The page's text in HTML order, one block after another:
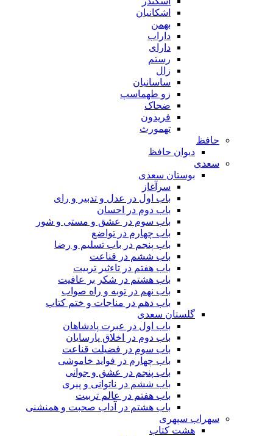
اشکانیان
بهمن
داراب
دارای
رستم
زال
ساسانیان
زو طهماسپ‏
ضحاک
فریدون
تهمورث
حافظ
دیوان حافظ
سعدی
بوستان سعدی
سرآغاز
باب اول در عدل و تدبیر و رای
باب دوم در احسان
باب سوم در عشق و مستی و شور
باب چهارم در تواضع
باب پنجم در باب تسلیم و رضا
باب ششم در قناعت
باب هفتم در تاءثیر تربیت
باب هشتم در شکر بر عافیت
باب نهم در توبه و راه صواب
باب دهم در مناجات و ختم کتاب
گلستان سعدی
باب اول در عبرت پادشاهان
باب دوم در اخلاق پارسایان
باب سوم در فضیلت قناعت
باب چهارم در فواید خاموشى
باب پنجم در عشق و جوانى
باب ششم در ناتوانى و پیرى
باب هفتم در عالم تربیت
باب هشتم در آداب صحبت و همنشنى
سهراب سپهری
هشت کتاب